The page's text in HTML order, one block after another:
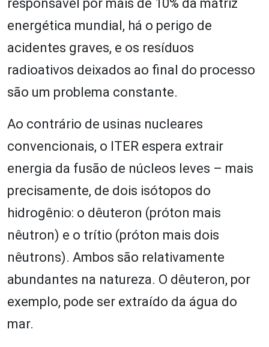
responsável por mais de 10% da matriz
energética mundial, há o perigo de
acidentes graves, e os resíduos
radioativos deixados ao final do processo
são um problema constante.
Ao contrário de usinas nucleares
convencionais, o ITER espera extrair
energia da fusão de núcleos leves – mais
precisamente, de dois isótopos do
hidrogênio: o dêuteron (próton mais
nêutron) e o trítio (próton mais dois
nêutrons). Ambos são relativamente
abundantes na natureza. O dêuteron, por
exemplo, pode ser extraído da água do
mar.